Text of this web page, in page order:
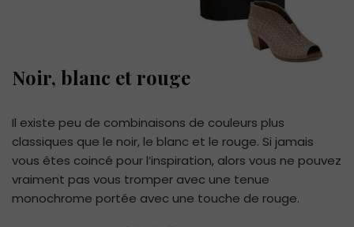
Noir, blanc et rouge
Il existe peu de combinaisons de couleurs plus
classiques que le noir, le blanc et le rouge. Si jamais
vous êtes coincé pour l’inspiration, alors vous ne pouvez
vraiment pas vous tromper avec une tenue
monochrome portée avec une touche de rouge.